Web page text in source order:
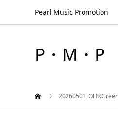
Pearl Music Promotion
P・M・P